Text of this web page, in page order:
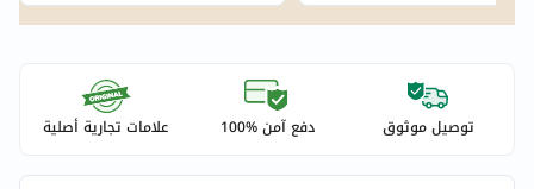
توصيل موثوق دفع آمن %100 علامات تجارية أصلية